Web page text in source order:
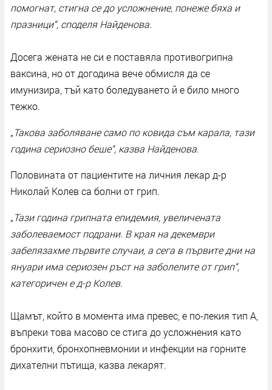
помогнат, стигна се до усложнение, понеже бяха и
празници“, споделя Найденова.
Досега жената не си е поставяла противогрипна
ваксина, но от догодина вече обмисля да се
имунизира, тъй като боледуването й е било много
тежко.
„Такова заболяване само по ковида съм карала, тази
година сериозно беше“, казва Найденова.
Половината от пациентите на личния лекар д-р
Николай Колев са болни от грип.
„Тази година грипната епидемия, увеличената
заболеваемост подрани. В края на декември
забелязахме първите случаи, а сега в първите дни на
януари има сериозен ръст на заболелите от грип“,
категоричен е д-р Колев.
Щамът, който в момента има превес, е по-лекия тип А,
въпреки това масово се стига до усложнения като
бронхити, бронхопневмонии и инфекции на горните
дихателни пътища, казва лекарят.